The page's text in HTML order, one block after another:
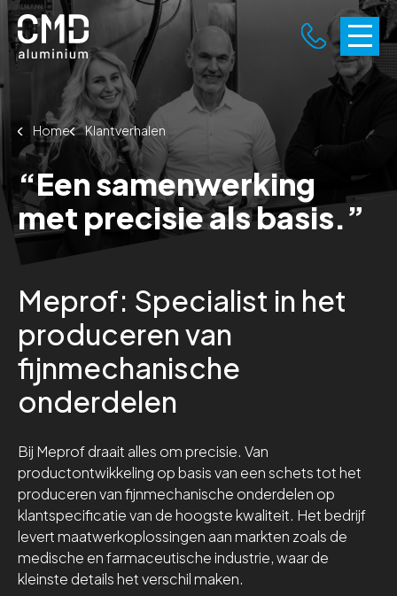
Home Klantverhalen
“Een samenwerking
met precisie als basis.”
Meprof: Specialist in het
produceren van
fijnmechanische
onderdelen
Bij Meprof draait alles om precisie. Van
productontwikkeling op basis van een schets tot het
produceren van fijnmechanische onderdelen op
klantspecificatie van de hoogste kwaliteit. Het bedrijf
levert maatwerkoplossingen aan markten zoals de
medische en farmaceutische industrie, waar de
kleinste details het verschil maken.